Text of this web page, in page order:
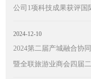
公司1项科技成果获评国
2024-12-10
2024第二届产城融合协
暨全联旅游业商会四届